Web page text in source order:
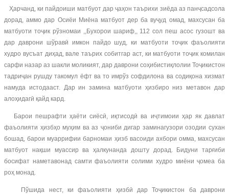
Ҳарчанд, ки пайдоиши матбуот дар ҷаҳон таърихи зиёда аз панҷсадсола
дорад, аммо дар Осиёи Миёна матбуот дер ба вуҷуд омад, махсусан ба
матбуоти тоҷик рўзномаи ,,Бухорои шариф,, 112 сол пеш асос гузошт ва
дар даврони шўравӣ имкон пайдо шуд, ки матбуоти тоҷик фаъолияти
худро вусъат диҳад, вале таърих собитгар аст, ки матбуоти тоҷик комилан
сарфи назар аз шакли моликият, дар даврони соҳибистиқлолии Тоҷикистон
тадриҷан рушду такомул ёфт ва то имрўз софдилона ва содиқона хизмат
намуда истодааст. Дар ин замина матбуоти ҳизбиро низ метавон дар
алоҳидагӣ қайд кард.
Барои пешрафти ҳаёти сиёсӣ, иқтисодӣ ва иҷтимоии ҳар як давлат
фаъолияти ҳизбҳо муҳим ва аз ҷониби дигар заминагузори озодии сухан
бошад, барои муаррифии барномаи ҳизб васоиди ахбори омма, махсусан
матбуот нақши муассир ва ҳалкунанда дошту дорад. Бидуни тарғиби
босифат наметавонад самти фаъолияти солими худро миёни ҷомеа ба
роҳ монад.
Пўшида нест, ки фаъолияти ҳизбӣ дар Тоҷикистон ба даврони